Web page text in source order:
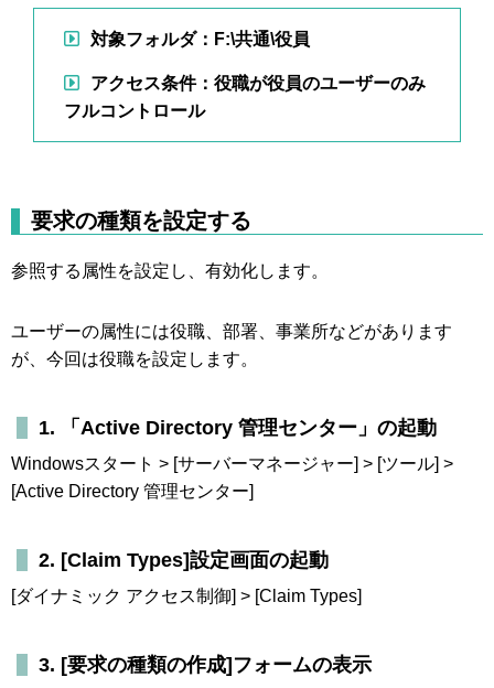
対象フォルダ：F:\共通\役員
アクセス条件：役職が役員のユーザーのみ
フルコントロール
要求の種類を設定する
参照する属性を設定し、有効化します。
ユーザーの属性には役職、部署、事業所などがあります
が、今回は役職を設定します。
1. 「Active Directory 管理センター」の起動
Windowsスタート > [サーバーマネージャー] > [ツール] >
[Active Directory 管理センター]
2. [Claim Types]設定画面の起動
[ダイナミック アクセス制御] > [Claim Types]
3. [要求の種類の作成]フォームの表示